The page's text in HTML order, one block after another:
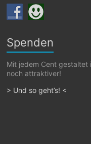
Spenden
Mit jedem Cent gestaltet
noch attraktiver!
> Und so geht’s! <